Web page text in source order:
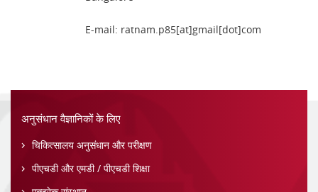
E-mail: ratnam.p85[at]gmail[dot]com
अनुसंधान वैज्ञानिकों के लिए
चिकित्सालय अनुसंधान और परीक्षण
पीएचडी और एमडी / पीएचडी शिक्षा